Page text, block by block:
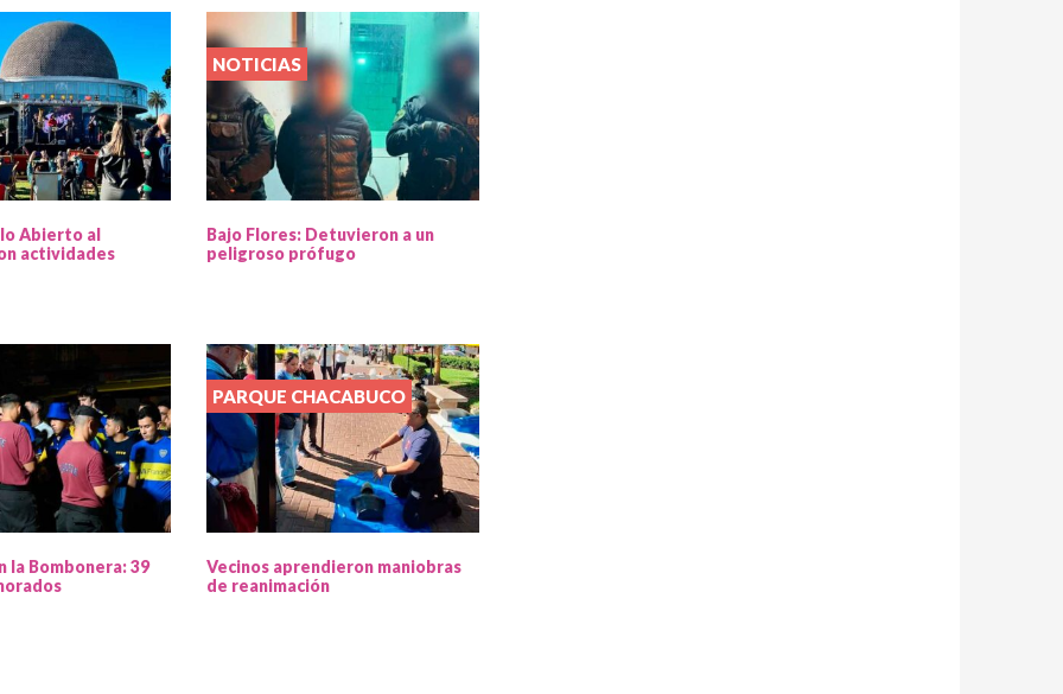
Abierto al
actividades
NOTICIAS
Bajo Flores: Detuvieron a un
peligroso prófugo
la Bombonera: 39
PARQUE CHACABUCO
Vecinos aprendieron maniobras
de reanimación